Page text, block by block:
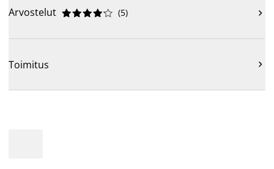
Arvostelut 




 (5) 
Toimitus 